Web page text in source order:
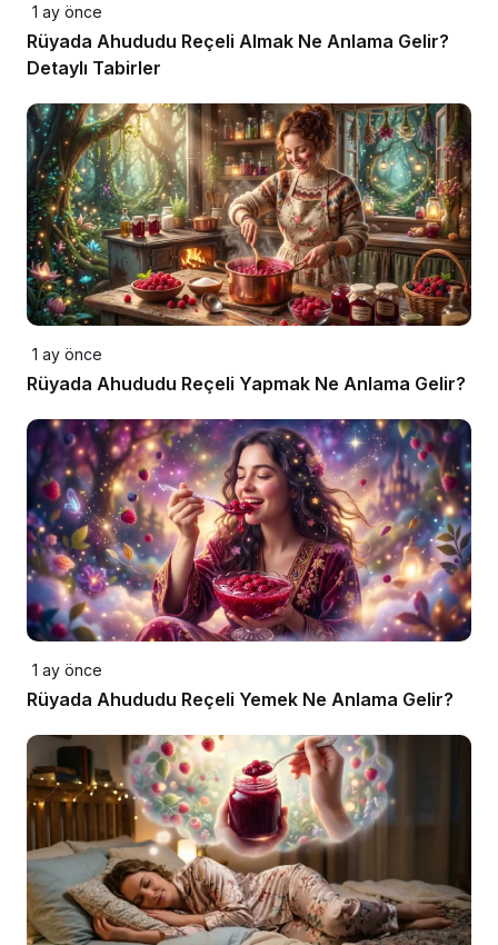
1 ay önce
Rüyada Ahududu Reçeli Almak Ne Anlama Gelir?
Detaylı Tabirler
1 ay önce
Rüyada Ahududu Reçeli Yapmak Ne Anlama Gelir?
1 ay önce
Rüyada Ahududu Reçeli Yemek Ne Anlama Gelir?